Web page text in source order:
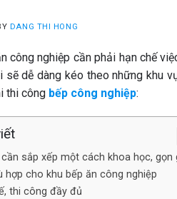
DANG THI HONG
công nghiệp cần phải hạn chế
dễ dàng kéo theo những khu
thi công bếp công nghiệp:
sắp xếp một cách khoa học, gọn
cho khu bếp ăn công nghiệp
thi công đầy đủ